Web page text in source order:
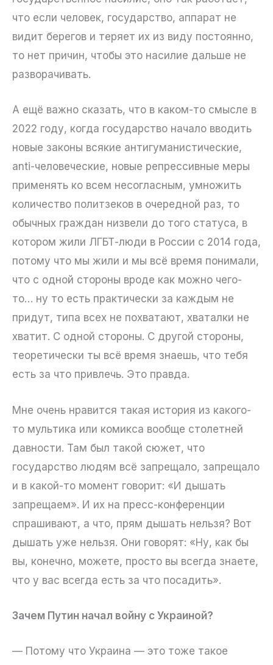
что если человек, государство, аппарат не
видит берегов и теряет их из виду постоянно,
то нет причин, чтобы это насилие дальше не
разворачивать.
А ещё важно сказать, что в каком-то смысле в
2022 году, когда государство начало вводить
новые законы всякие антигуманистические,
anti-человеческие, новые репрессивные меры
применять ко всем несогласным, умножить
количество политзеков в очередной раз, то
обычных граждан низвели до того статуса, в
котором жили ЛГБТ-люди в России с 2014 года,
потому что мы жили и мы всё время понимали,
что с одной стороны вроде как можно чего-
то… ну то есть практически за каждым не
придут, типа всех не похватают, хваталки не
хватит. С одной стороны. С другой стороны,
теоретически ты всё время знаешь, что тебя
есть за что привлечь. Это правда.
Мне очень нравится такая история из какого-
то мультика или комикса вообще столетней
давности. Там был такой сюжет, что
государство людям всё запрещало, запрещало
и в какой-то момент говорит: «И дышать
запрещаем». И их на пресс-конференции
спрашивают, а что, прям дышать нельзя? Вот
дышать уже нельзя. Они говорят: «Ну, как бы
вы, конечно, можете, просто вы всегда знаете,
что у вас всегда есть за что посадить».
Зачем Путин начал войну с Украиной?
— Потому что Украина — это тоже такое